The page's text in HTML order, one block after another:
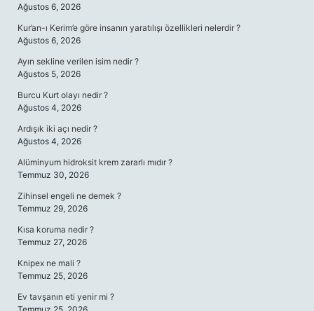
Ağustos 6, 2026
Kur’an-ı Kerim’e göre insanın yaratılışı özellikleri nelerdir ?
Ağustos 6, 2026
Ayın sekline verilen isim nedir ?
Ağustos 5, 2026
Burcu Kurt olayı nedir ?
Ağustos 4, 2026
Ardışık iki açı nedir ?
Ağustos 4, 2026
Alüminyum hidroksit krem zararlı mıdır ?
Temmuz 30, 2026
Zihinsel engeli ne demek ?
Temmuz 29, 2026
Kısa koruma nedir ?
Temmuz 27, 2026
Knipex ne mali ?
Temmuz 25, 2026
Ev tavşanın eti yenir mi ?